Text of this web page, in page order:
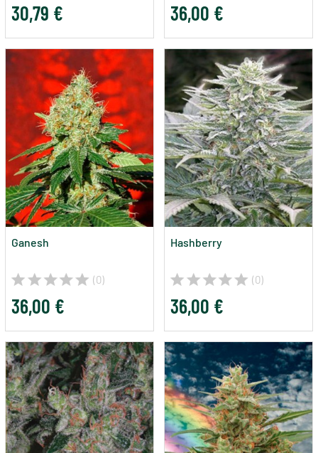
30,79 € 36,00 €
Ganesh
(0)
36,00 €
Hashberry
(0)
36,00 €